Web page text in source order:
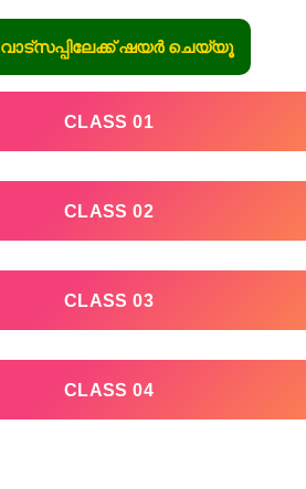
വാട്സപ്പിലേക്ക് ഷയർ ചെയ്യൂ
CLASS 01
CLASS 02
CLASS 03
CLASS 04